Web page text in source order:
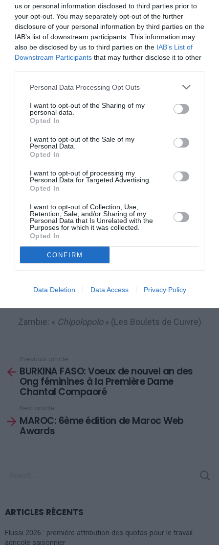
us or personal information disclosed to third parties prior to
your opt-out. You may separately opt-out of the further
disclosure of your personal information by third parties on the
IAB’s list of downstream participants. This information may
also be disclosed by us to third parties on the IAB’s List of
Downstream Participants that may further disclose it to other
Personal Data Processing Opt Outs
I want to opt-out of the Sharing of my
personal data.
Opted In
I want to opt-out of the Sale of my
Personal Data.
Opted In
I want to opt-out of processing my
Personal Data for Targeted Advertising.
Opted In
I want to opt-out of Collection, Use,
Retention, Sale, and/or Sharing of my
Personal Data that Is Unrelated with the
Purposes for which it was collected.
Opted In
CONFIRM
Data Deletion Data Access Privacy Policy
Burkina Faso: «Les Etalons«
Cap Vert: «Os Tubarões Azuis » (Les Requins bleus)
RD Congo: « Les Léopards
Côte d’Ivoire: «Les Eléphants
Ethiopie: «Walya Antelopes » (Les Antilopes Walya)
Ghana: «The Black Stars» (Les Étoiles Noires)
Maroc: «
Niger: «Les Menas«
Nigeria: «The Super Eagles» (les Supers Aigles)
Togo: «Les Eperviers«
Les Aigles de Carthage
Zambie: « Chipolopolo» (Les Boulets de Cuivre)
more
Previous article
BURKINA FASO: Voeux de nouvel an des
Ong féminines à la Première Dame
Chantal Compaoré
Next article
MAROC: 6ème édition de Maroc Web
Awards
ARTICLES RÉCENTS
Flussi 2026 : première attribution des quotas pour le travail
agricole saisonnier